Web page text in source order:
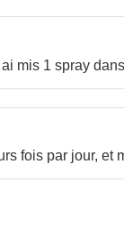
mis 1 spray
fois par jour,